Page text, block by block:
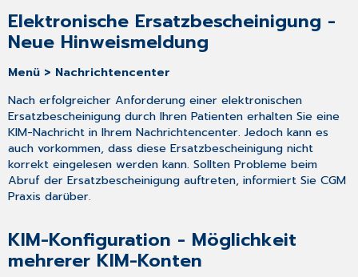
Elektronische Ersatzbescheinigung -
Neue Hinweismeldung
Menü > Nachrichtencenter
Nach erfolgreicher Anforderung einer elektronischen
Ersatzbescheinigung durch Ihren Patienten erhalten Sie eine
KIM-Nachricht in Ihrem Nachrichtencenter. Jedoch kann es
auch vorkommen, dass diese Ersatzbescheinigung nicht
korrekt eingelesen werden kann. Sollten Probleme beim
Abruf der Ersatzbescheinigung auftreten, informiert Sie CGM
Praxis darüber.
KIM-Konfiguration - Möglichkeit
mehrerer KIM-Konten